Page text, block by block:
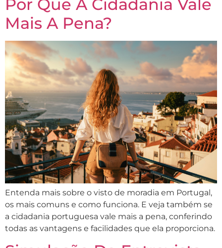
Por Que A Cidadania Vale
Mais A Pena?
Entenda mais sobre o visto de moradia em Portugal,
os mais comuns e como funciona. E veja também se
a cidadania portuguesa vale mais a pena, conferindo
todas as vantagens e facilidades que ela proporciona.